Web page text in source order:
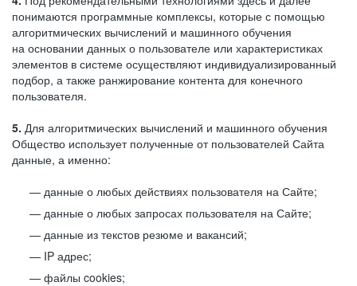
понимаются программные комплексы, которые с помощью
алгоритмических вычислений и машинного обучения
на основании данных о пользователе или характеристиках
элементов в системе осуществляют индивидуализированный
подбор, а также ранжирование контента для конечного
пользователя.
5. Для алгоритмических вычислений и машинного обучения
Общество использует полученные от пользователей Сайта
данные, а именно:
данные о любых действиях пользователя на Сайте;
данные о любых запросах пользователя на Сайте;
данные из текстов резюме и вакансий;
IP адрес;
файлы cookies;